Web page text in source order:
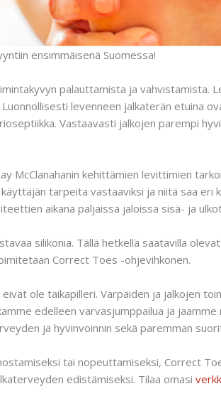
ensimmäisenä Suomessa!
palauttamista ja vahvistamista.
levenneen jalkaterän etuina
Vastaavasti jalkojen parempi
McClanahanin kehittämien levittimien
tarpeita vastaaviksi ja niitä saa eri
aikana paljaissa jaloissa sisä- ja
silikonia. Tällä hetkellä saatavilla
Correct Toes -ohjevihkonen.
ole taikapilleri. Varpaiden ja jalkojen
edelleen varvasjumppailua ja
ja hyvinvoinnin sekä paremman
tai nopeuttamiseksi, Correct
edistämiseksi. Tilaa omasi